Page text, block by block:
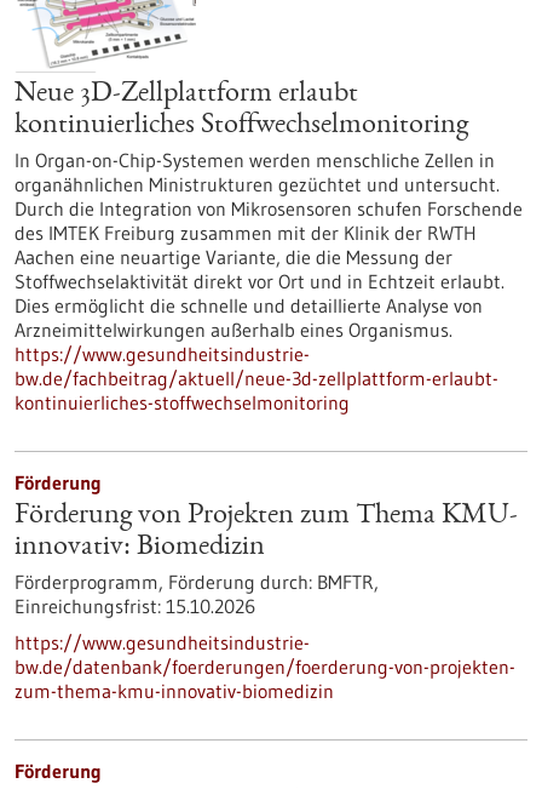
Neue 3D-Zellplattform erlaubt
kontinuierliches Stoffwechselmonitoring
In Organ-on-Chip-Systemen werden menschliche Zellen in
organähnlichen Ministrukturen gezüchtet und untersucht.
Durch die Integration von Mikrosensoren schufen Forschende
des IMTEK Freiburg zusammen mit der Klinik der RWTH
Aachen eine neuartige Variante, die die Messung der
Stoffwechselaktivität direkt vor Ort und in Echtzeit erlaubt.
Dies ermöglicht die schnelle und detaillierte Analyse von
Arzneimittelwirkungen außerhalb eines Organismus.
https://www.gesundheitsindustrie-
bw.de/fachbeitrag/aktuell/neue-3d-zellplattform-erlaubt-
kontinuierliches-stoffwechselmonitoring
Förderung
Förderung von Projekten zum Thema KMU-
innovativ: Biomedizin
Förderprogramm, Förderung durch: BMFTR,
Einreichungsfrist: 15.10.2026
https://www.gesundheitsindustrie-
bw.de/datenbank/foerderungen/foerderung-von-projekten-
zum-thema-kmu-innovativ-biomedizin
Förderung